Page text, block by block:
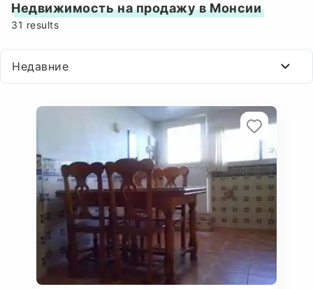
Недвижимость на продажу в Монсии
31 results
Недавние